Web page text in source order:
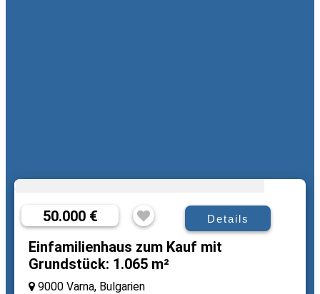
50.000 € Details
Einfamilienhaus zum Kauf mit
Grundstück: 1.065 m²
9000 Varna, Bulgarien